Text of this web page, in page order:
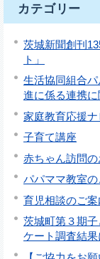
カテゴリー
茨城新聞創刊
ト」
生活協同組合
進に係る連携
家庭教育応援
子育て講座
赤ちゃん訪問
パパママ教室の
育児相談のご案
茨城町第３期
ケート調査結果